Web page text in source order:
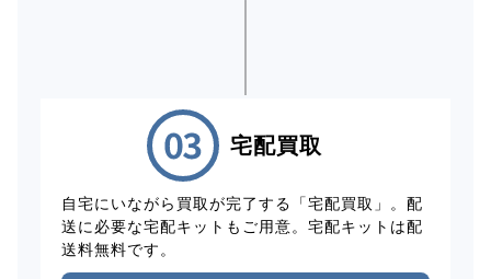
宅配買取
自宅にいながら買取が完了する「宅配買取」。配
送に必要な宅配キットもご用意。宅配キットは配
送料無料です。